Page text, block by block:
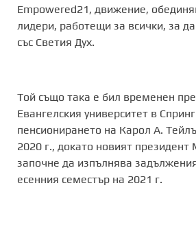
Empowered21, движение,
лидери, работещи за всички, за
със Светия Дух.
Той също така е бил временен
Евангелския университет в
пенсионирането на Карол А.
2020 г., докато новият президент
започне да изпълнява
есенния семестър на 2021 г.